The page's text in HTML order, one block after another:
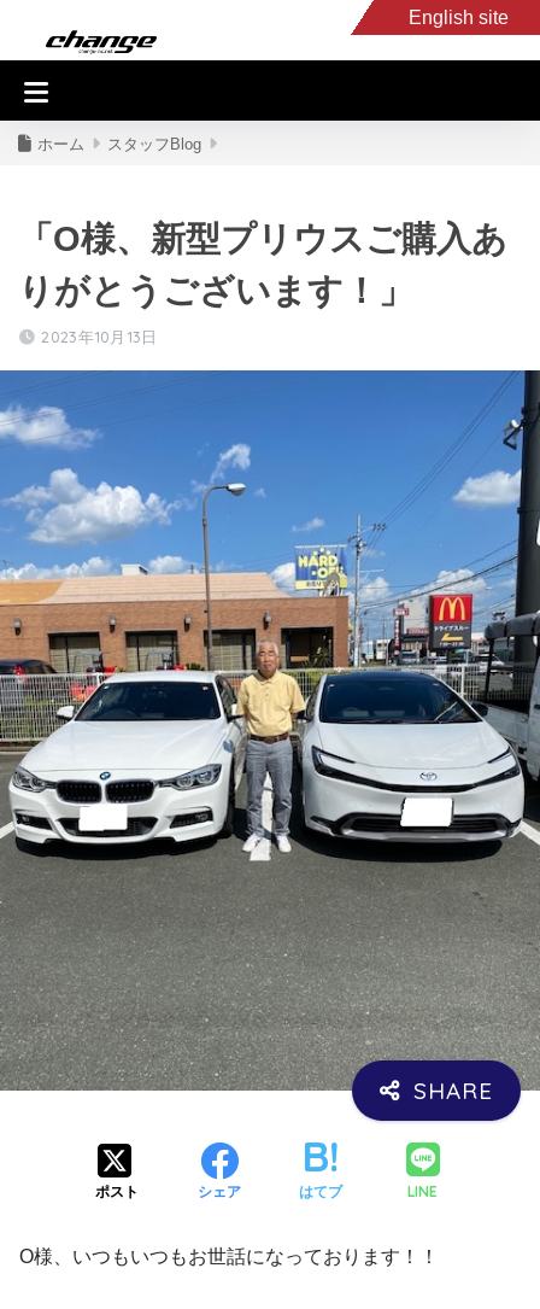
English site
入庫車情報
ホーム スタッフBlog
「O様、新型プリウスご購入あ
りがとうございます！」
2023年10月13日
ポスト シェア はてブ LINE
O様、いつもいつもお世話になっております！！